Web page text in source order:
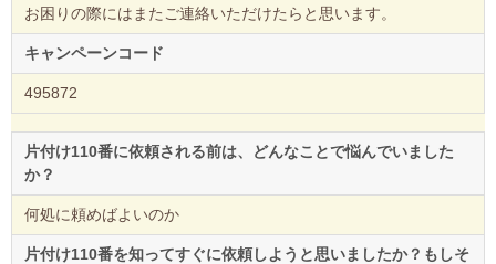
お困りの際にはまたご連絡いただけたらと思います。
キャンペーンコード
495872
片付け110番に依頼される前は、どんなことで悩んでいました
か？
何処に頼めばよいのか
片付け110番を知ってすぐに依頼しようと思いましたか？もしそ